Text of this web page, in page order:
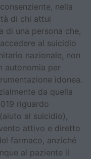
nella
di chi attui
di una persona che,
al suicidio
nazionale, non
autonomia per
idonea.
da quella
riguardo
al suicidio),
attivo e diretto
farmaco, anziché
al paziente il